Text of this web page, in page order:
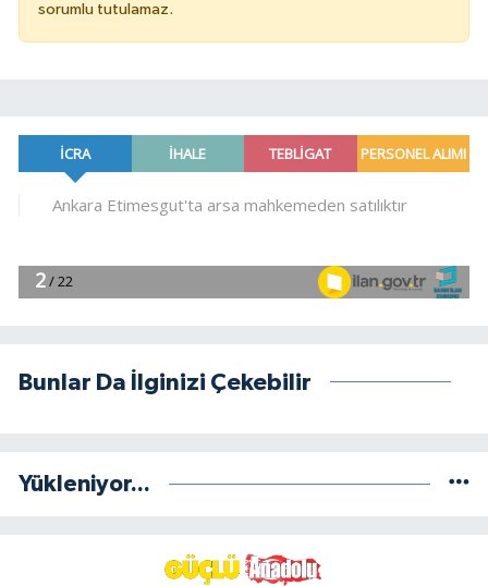
sorumlu tutulamaz.
Bunlar Da İlginizi Çekebilir
Yükleniyor...